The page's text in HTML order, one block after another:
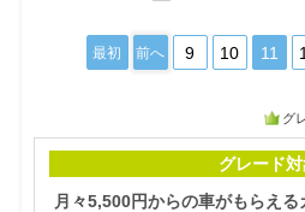
最初 前へ 9 10 11
グ
グレード対